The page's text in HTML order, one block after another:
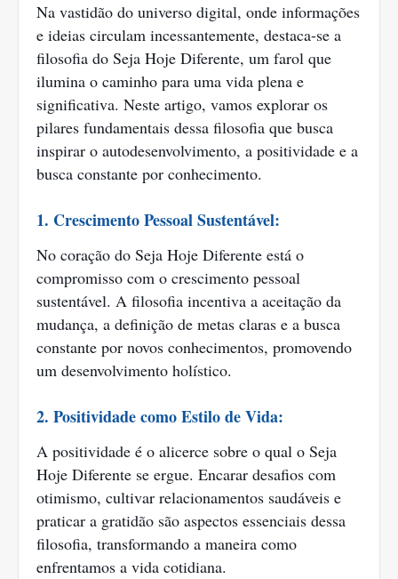
Na vastidão do universo digital, onde informações
e ideias circulam incessantemente, destaca-se a
filosofia do Seja Hoje Diferente, um farol que
ilumina o caminho para uma vida plena e
significativa. Neste artigo, vamos explorar os
pilares fundamentais dessa filosofia que busca
inspirar o autodesenvolvimento, a positividade e a
busca constante por conhecimento.
1. Crescimento Pessoal Sustentável:
No coração do Seja Hoje Diferente está o
compromisso com o crescimento pessoal
sustentável. A filosofia incentiva a aceitação da
mudança, a definição de metas claras e a busca
constante por novos conhecimentos, promovendo
um desenvolvimento holístico.
2. Positividade como Estilo de Vida:
A positividade é o alicerce sobre o qual o Seja
Hoje Diferente se ergue. Encarar desafios com
otimismo, cultivar relacionamentos saudáveis e
praticar a gratidão são aspectos essenciais dessa
filosofia, transformando a maneira como
enfrentamos a vida cotidiana.